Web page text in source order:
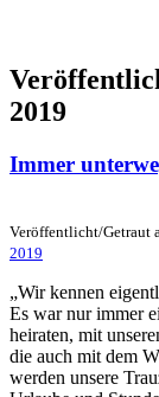
2019
Immer
Veröffentlicht/Getraut
2019
„Wir kennen
Es war nur immer
heiraten, mit
die auch mit dem
werden unsere